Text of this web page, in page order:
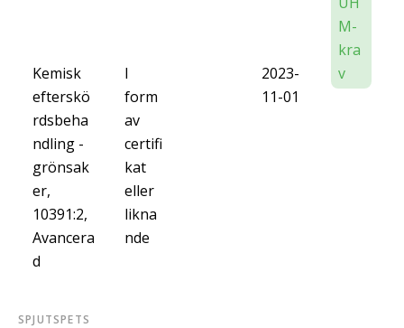
Kemisk
efterskö
rdsbeha
ndling -
grönsak
er,
10391:2,
Avancera
d
I
form
av
certifi
kat
eller
likna
nde
2023-
11-01
M-
kra
v
SPJUTSPETS